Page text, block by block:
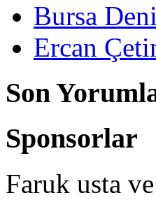
Bursa
Ercan
Son
Sponsorlar
Faruk usta